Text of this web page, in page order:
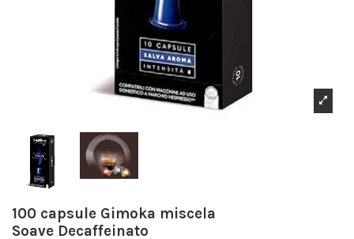
100 capsule Gimoka miscela
Soave Decaffeinato